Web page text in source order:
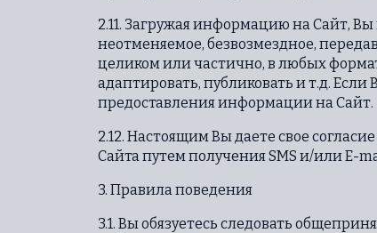
2.11. Загружая информацию на Сайт,
неотменяемое, безвозмездное,
целиком или частично, в любых
адаптировать, публиковать и т.д.
предоставления информации на Сайт.
2.12. Настоящим Вы даете свое
Сайта путем получения SMS и/или E-
3. Правила поведения
3.1. Вы обязуетесь следовать